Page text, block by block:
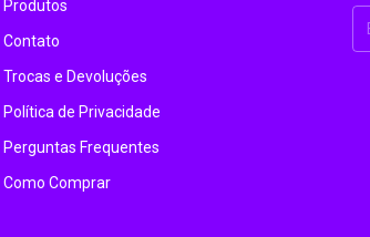
Produtos
Contato
Trocas e Devoluções
Política de Privacidade
Perguntas Frequentes
Como Comprar